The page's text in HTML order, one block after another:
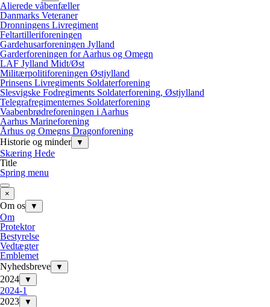
Alierede våbenfæller
Danmarks Veteraner
Dronningens Livregiment
Feltartilleriforeningen
Gardehusarforeningen Jylland
Garderforeningen for Aarhus og Omegn
LAF Jylland Midt/Øst
Militærpolitiforeningen Østjylland
Prinsens Livregiments Soldaterforening
Slesvigske Fodregiments Soldaterforening, Østjylland
Telegrafregimenternes Soldaterforening
Vaabenbrødreforeningen i Aarhus
Aarhus Marineforening
Århus og Omegns Dragonforening
Historie og minder
▼
Skæring Hede
Title
Spring menu
×
Om os ▼
Om
Protektor
Bestyrelse
Vedtægter
Emblemet
Nyhedsbreve
▼
2024 ▼
2024-1
2023
▼